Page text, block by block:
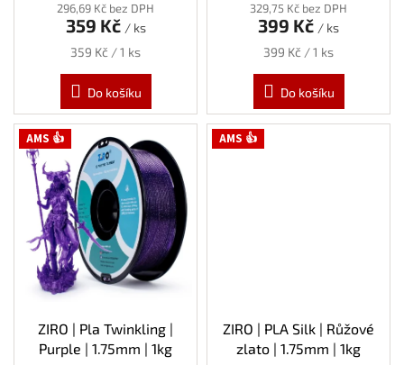
296,69 Kč bez DPH
359 Kč / ks
Měrná
359 Kč / 1 ks
Do košíku
329,75 Kč bez DPH
399 Kč / ks
Měrná
399 Kč / 1 ks
Do košíku
AMS 👍
ZIRO | Pla Twinkling |
Purple | 1.75mm | 1kg
AMS 👍
ZIRO | PLA Silk | Růžové
zlato | 1.75mm | 1kg